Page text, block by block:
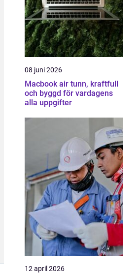
08 juni 2026
Macbook air tunn, kraftfull
och byggd för vardagens
alla uppgifter
12 april 2026